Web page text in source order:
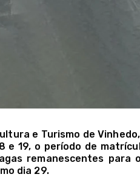
e Turismo de
e 19, o período de
remanescentes para
dia 29.